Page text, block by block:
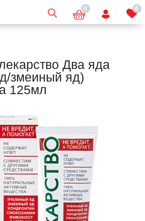
0 0
Два яда
змеиный яд)
125мл